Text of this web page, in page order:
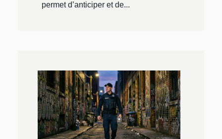
permet d’anticiper et de...